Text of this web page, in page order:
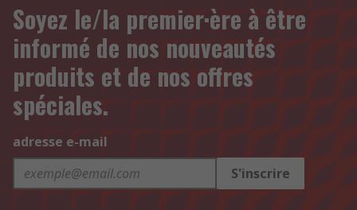
Soyez le/la premier·ère à être
informé de nos nouveautés
produits et de nos offres
spéciales.
adresse e-mail
S'inscrire